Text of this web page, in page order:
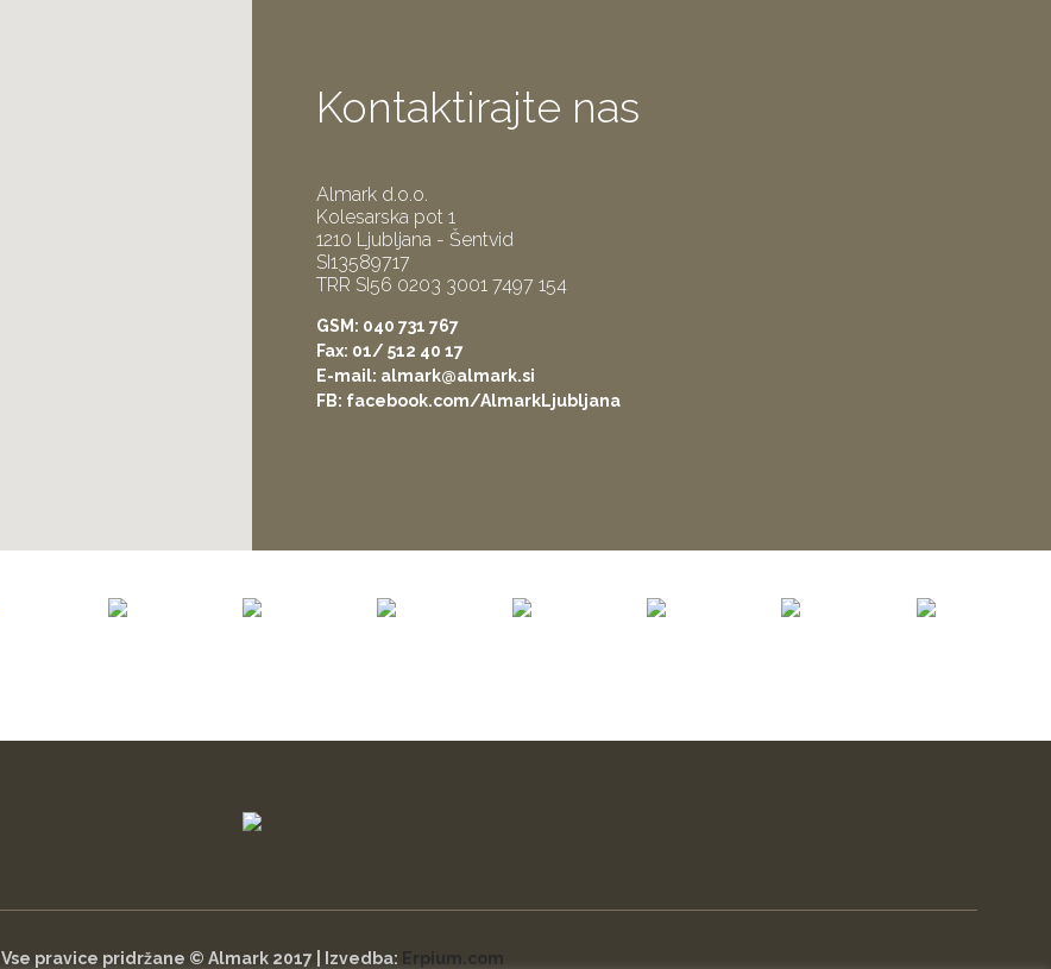
Kontaktirajte nas
Almark d.o.o.
Kolesarska pot 1
1210 Ljubljana - Šentvid
SI13589717
TRR SI56 0203 3001 7497 154
GSM: 040 731 767
Fax: 01/ 512 40 17
E-mail: almark@almark.si
FB: facebook.com/AlmarkLjubljana
Vse pravice pridržane © Almark 2017 | Izvedba: Erpium.com